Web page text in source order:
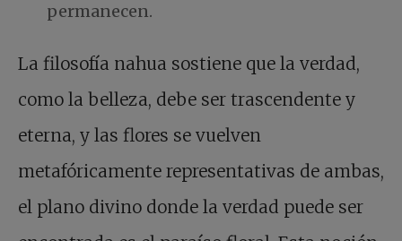
permanecen.
La filosofía nahua sostiene que la verdad,
como la belleza, debe ser trascendente y
eterna, y las flores se vuelven
metafóricamente representativas de ambas,
el plano divino donde la verdad puede ser